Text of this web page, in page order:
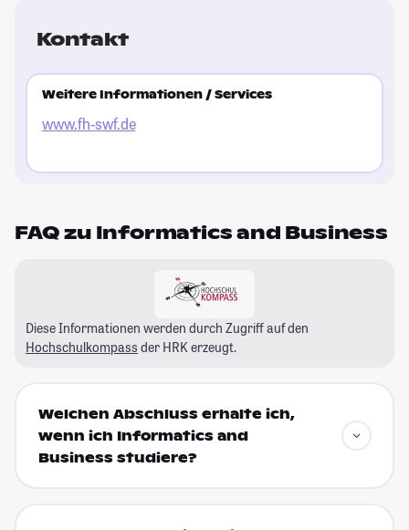
Kontakt
Weitere Informationen / Services
www.fh-swf.de
FAQ zu Informatics and Business
Diese Informationen werden durch Zugriff auf den
Hochschulkompass der HRK erzeugt.
Welchen Abschluss erhalte ich,
wenn ich Informatics and
Business studiere?